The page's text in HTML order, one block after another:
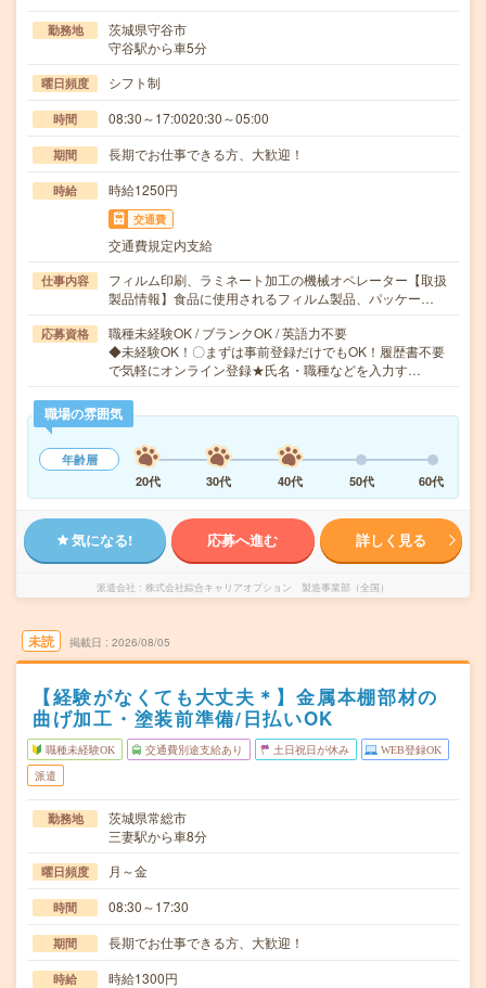
勤務地
茨城県守谷市
守谷駅から車5分
曜日頻度 シフト制
時間 08:30～17:0020:30～05:00
期間 長期でお仕事できる方、大歓迎！
時給 時給1250円
交通費
交通費規定内支給
仕事内容
フィルム印刷、ラミネート加工の機械オペレーター【取扱
製品情報】食品に使用されるフィルム製品、パッケー…
応募資格
職種未経験OK / ブランクOK / 英語力不要
◆未経験OK！〇まずは事前登録だけでもOK！履歴書不要
で気軽にオンライン登録★氏名・職種などを入力す…
職場の雰囲気
年齢層
20代
30代 40代 50代 60代
気になる! 応募へ進む 詳しく見る
派遣会社 株式会社綜合キャリアオプション 製造事業部（全国）
未読 掲載日 2026/08/05
【経験がなくても大丈夫＊】金属本棚部材の
曲げ加工・塗装前準備/日払いOK
職種未経験OK 交通費別途支給あり 土日祝日が休み WEB登録OK
派遣
勤務地
茨城県常総市
三妻駅から車8分
曜日頻度 月～金
時間 08:30～17:30
期間 長期でお仕事できる方、大歓迎！
時給 時給1300円